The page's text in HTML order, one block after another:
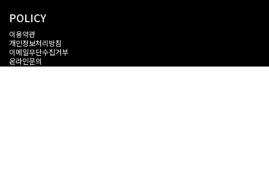
POLICY
이용약관
개인정보처리방침
이메일무단수집거부
온라인문의
Admin